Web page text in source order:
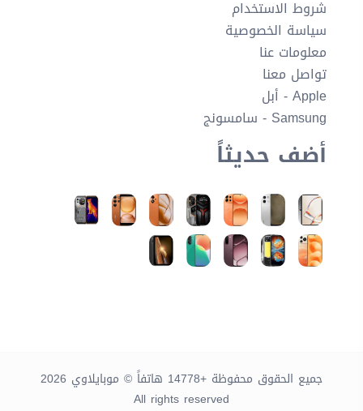
شروط الاستخدام
سياسة الخصوصية
معلومات عنا
تواصل معنا
Apple - أبل
Samsung - سامسونج
أضف حديثاً
جميع الحقوق محفوظة +14778 هاتفاً © موبايلاوي 2026
All rights reserved